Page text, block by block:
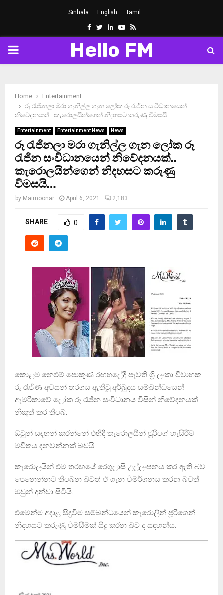
Sinhala English Tamil
Facebook
Twitter
LinkedinYoutube
Rss
PRIMARY
Hello FM
Home
Entertainment
රූ රැජිනලා මරා ගැනිල්ල ගැන ලෝක රූ රැජින සංවිධානයෙන්
නිවේදනයක්.. කැරොලයින්ගෙන් නිදහසට කරුණු විමසයි…
Entertainment Entertainment News News
රූ රැජිනලා මරා ගැනිල්ල ගැන ලෝක රූ
රැජින සංවිධානයෙන් නිවේදනයක්..
කැරොලයින්ගෙන් නිදහසට කරුණු
විමසයි…
by Maimoonar April 6, 2021 2,183
SHARE 0
කොළඹ නෙළුම් පොකුණ රඟහලේදී පැවති ශ්‍රී ලංකා විවාහක
රූ රැජිණ අවසන් තරගය ඇතිවූ අර්බුදය සම්බන්ධයෙන්
ඇමරිකාවේ ලෝක රූ රැජින සංවිධානය විසින් නිවේදනයක්
නිකුත් කර තිබේ.
ඔවුන් සඳහන් කරන්නේ එහිදී කැරොලයින් ජූරිගේ හැසිරීම්
මවිතය දනවන්නක් බවයි.
කැරොලයින් එම තරඟයේ රෙගුලාසි උල්ලංඝනය කර ඇති බව
පෙනෙන්නට තිබෙන බවත් ඒ ගැන විමර්ශනය කරන බවත්
ඔවුන් දන්වා සිටියි.
එමෙන්ම අදාළ සිදුවීම සම්බන්ධයෙන් කැරොලින් ජූරිගෙන්
නිදහසට කරුණු විමසීමක් සිදු කරන බව ද සඳහන්ය.